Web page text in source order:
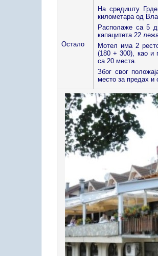
Остало
На средишту
километара од
Располаже са 5
капацитета 22
Мотел има 2
(180 + 300), као и
са 20 места.
Због свог
место за предах и